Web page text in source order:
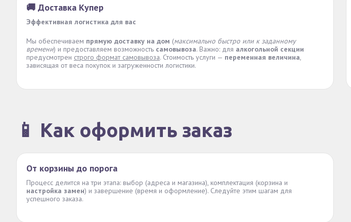
🚚 Доставка Купер
Эффективная логистика для вас
Мы обеспечиваем прямую доставку на дом (максимально быстро или к заданному
времени) и предоставляем возможность самовывоза. Важно: для алкогольной секции
предусмотрен строго формат самовывоза. Стоимость услуги — переменная величина,
зависящая от веса покупок и загруженности логистики.
📱 Как оформить заказ
От корзины до порога
Процесс делится на три этапа: выбор (адреса и магазина), комплектация (корзина и
настройка замен) и завершение (время и оформление). Следуйте этим шагам для
успешного заказа.